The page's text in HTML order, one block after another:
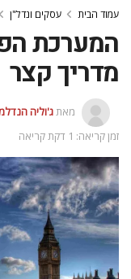
עמוד הבית עסקים ונדל"ן
המערכת
מדריך קצר
מאתג'וליה
זמן קריאה: 1 דקת קריאה